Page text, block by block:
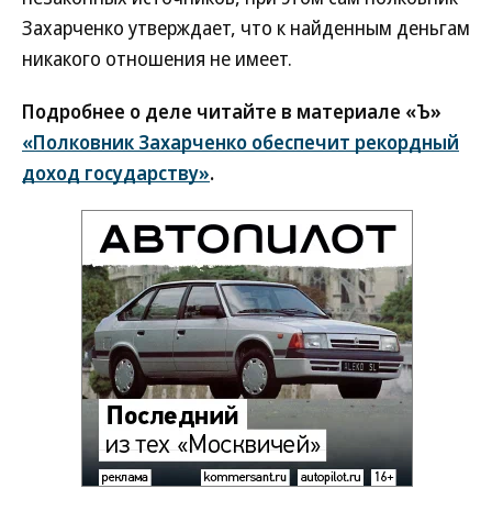
Захарченко утверждает, что к найденным деньгам
никакого отношения не имеет.
Подробнее о деле читайте в материале «Ъ»
«Полковник Захарченко обеспечит рекордный
доход государству».